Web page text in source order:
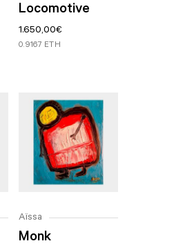
Locomotive
1.650,00€
0.9167 ETH
Aïssa
Monk